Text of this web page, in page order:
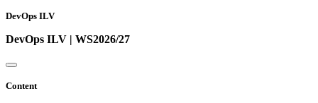
DevOps ILV
DevOps ILV | WS2026/27
Content